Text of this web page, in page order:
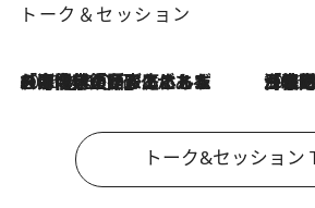
トーク＆セッション
2026.8.3
「今後値上げがあるとすれば…」「リスクがあるのは今年の冬」エネルギー専門家が語る、ホルムズ海峡封鎖が家庭にもたらす“ある心配” 「住宅建てられない…」「サーチャージ料の高値が続いて
トーク&セッション